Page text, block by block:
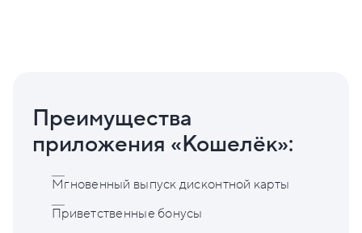
Преимущества
приложения «Кошелёк»:
Мгновенный выпуск дисконтной карты
Приветственные бонусы